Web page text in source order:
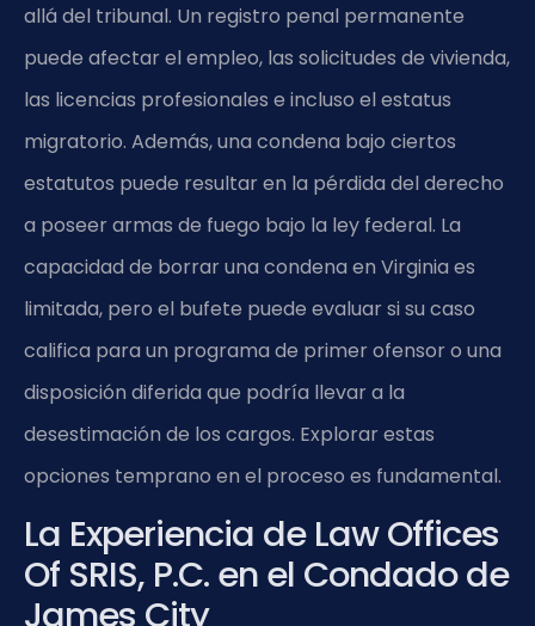
allá del tribunal. Un registro penal permanente
puede afectar el empleo, las solicitudes de vivienda,
las licencias profesionales e incluso el estatus
migratorio. Además, una condena bajo ciertos
estatutos puede resultar en la pérdida del derecho
a poseer armas de fuego bajo la ley federal. La
capacidad de borrar una condena en Virginia es
limitada, pero el bufete puede evaluar si su caso
califica para un programa de primer ofensor o una
disposición diferida que podría llevar a la
desestimación de los cargos. Explorar estas
opciones temprano en el proceso es fundamental.
La Experiencia de Law Offices
Of SRIS, P.C. en el Condado de
James City